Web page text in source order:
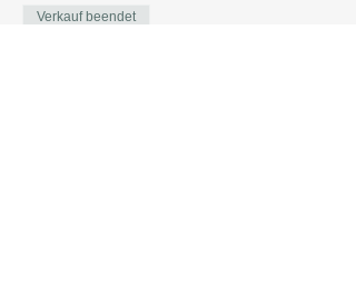
Verkauf beendet